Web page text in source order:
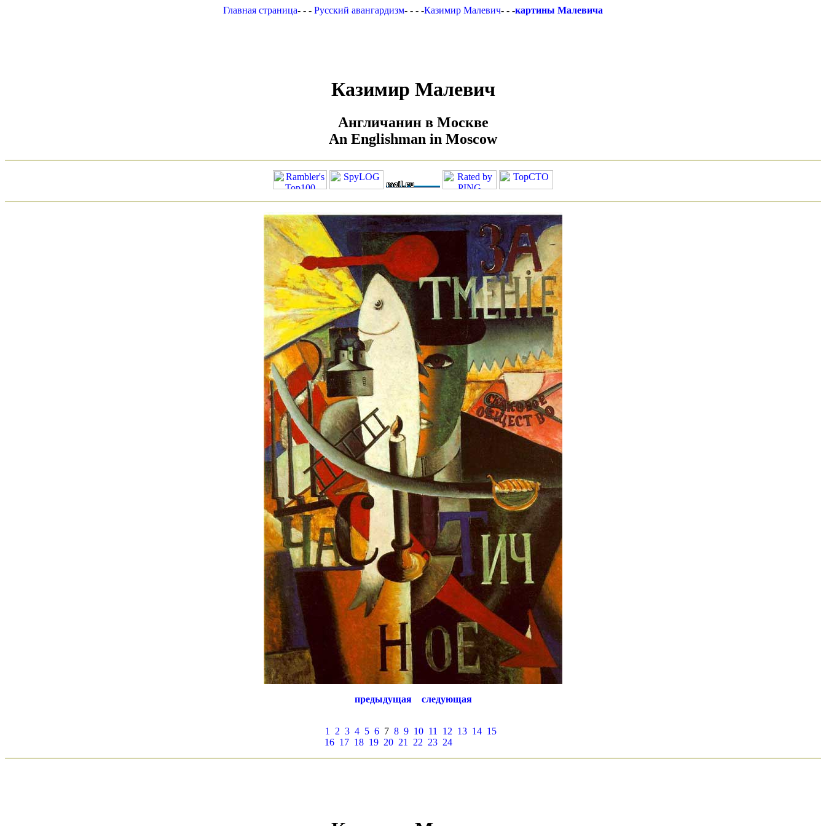
Главная страница- - - Русский авангардизм- - - -Казимир Малевич- - -картины Малевича
Казимир Малевич
Англичанин в Москве
An Englishman in Moscow
предыдущая следующая
1 2 3 4 5 67 8 9 10 11 12 13 14 15
16 17 18 19 20 21 22 23 24